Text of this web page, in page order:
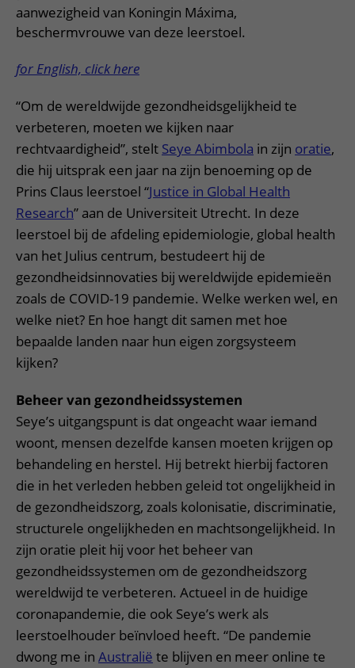
aanwezigheid van Koningin Máxima,
beschermvrouwe van deze leerstoel.
for English, click here
“Om de wereldwijde gezondheidsgelijkheid te
verbeteren, moeten we kijken naar
rechtvaardigheid”, stelt Seye Abimbola in zijn oratie,
die hij uitsprak een jaar na zijn benoeming op de
Prins Claus leerstoel “Justice in Global Health
Research” aan de Universiteit Utrecht. In deze
leerstoel bij de afdeling epidemiologie, global health
van het Julius centrum, bestudeert hij de
gezondheidsinnovaties bij wereldwijde epidemieën
zoals de COVID-19 pandemie. Welke werken wel, en
welke niet? En hoe hangt dit samen met hoe
bepaalde landen naar hun eigen zorgsysteem
kijken?
Beheer van gezondheidssystemen
Seye’s uitgangspunt is dat ongeacht waar iemand
woont, mensen dezelfde kansen moeten krijgen op
behandeling en herstel. Hij betrekt hierbij factoren
die in het verleden hebben geleid tot ongelijkheid in
de gezondheidszorg, zoals kolonisatie, discriminatie,
structurele ongelijkheden en machtsongelijkheid. In
zijn oratie pleit hij voor het beheer van
gezondheidssystemen om de gezondheidszorg
wereldwijd te verbeteren. Actueel in de huidige
coronapandemie, die ook Seye’s werk als
leerstoelhouder beïnvloed heeft. “De pandemie
dwong me in Australië te blijven en meer online te